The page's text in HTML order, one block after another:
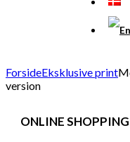
ForsideEksklusive print
version
ONLINE SHOPPING